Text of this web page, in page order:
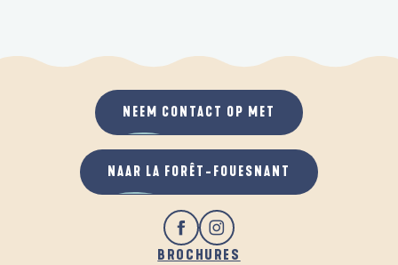
BROCHURES
NEEM CONTACT OP MET
NAAR LA FORÊT-FOUESNANT